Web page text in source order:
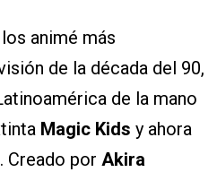
animé más
de la década del 90,
de la mano
Magic Kids y ahora
. Creado por Akira